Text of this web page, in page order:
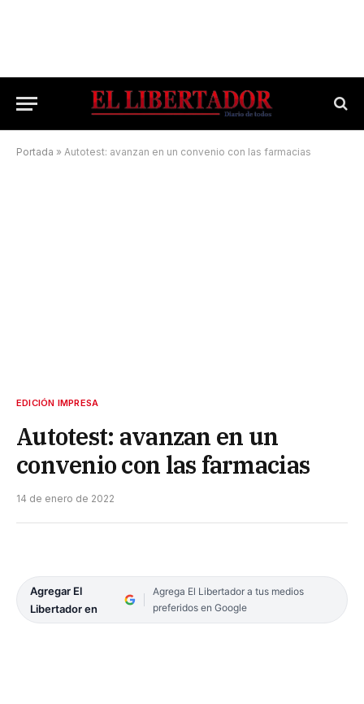
Portada » Autotest: avanzan en un convenio con las farmacias
EDICIÓN IMPRESA
Autotest: avanzan en un
convenio con las farmacias
14 de enero de 2022
Agregar El
Libertador en
Agrega El Libertador a tus medios
preferidos en Google